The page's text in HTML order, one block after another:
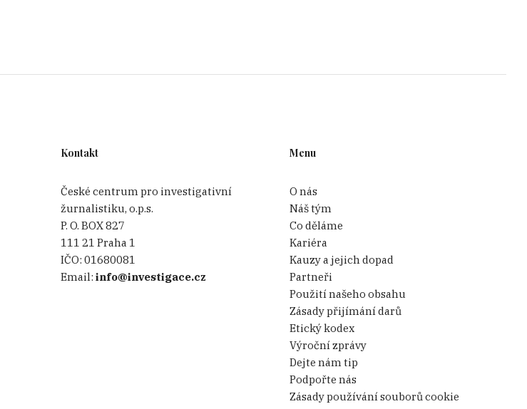
Kontakt
České centrum pro investigativní
žurnalistiku, o.p.s.
P. O. BOX 827
111 21 Praha 1
IČO: 01680081
Email: info@investigace.cz
Menu
O nás
Náš tým
Co děláme
Kariéra
Kauzy a jejich dopad
Partneři
Použití našeho obsahu
Zásady přijímání darů
Etický kodex
Výroční zprávy
Dejte nám tip
Podpořte nás
Zásady používání souborů cookie